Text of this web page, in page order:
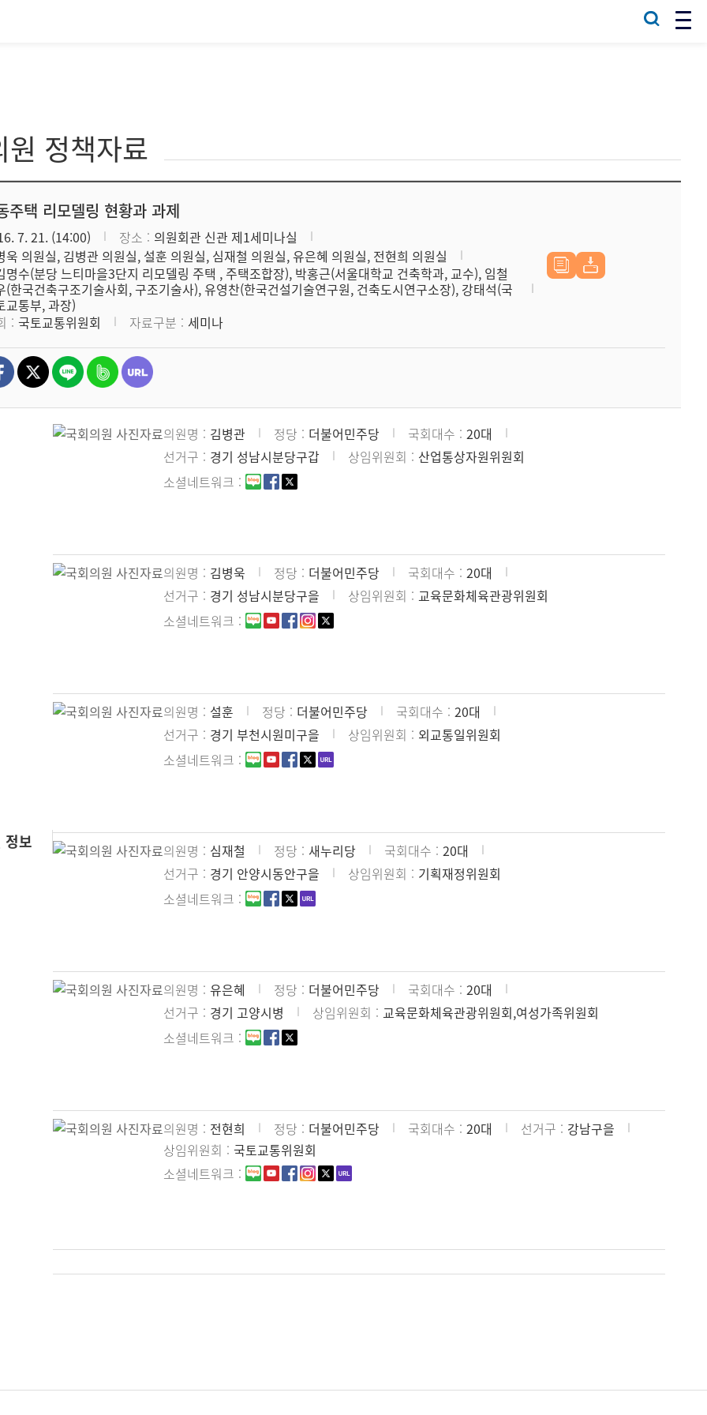
원 정책자료
주택 리모델링 현황과 과제
7. 21. (14:00) 장소
의원회관 신관 제1세미나실
욱 의원실, 김병관 의원실, 설훈 의원실, 심재철 의원실, 유은혜 의원실, 전현희 의원실
명수(분당 느티마을3단지 리모델링 주택 , 주택조합장), 박홍근(서울대학교 건축학과, 교수), 임철
(한국건축구조기술사회, 구조기술사), 유영찬(한국건설기술연구원, 건축도시연구소장), 강태석(국
교통부, 과장)
국토교통위원회 자료구분 세미나
정보
의원명 김병관 정당 더불어민주당 국회대수
20대
선거구
경기 성남시분당구갑 상임위원회
산업통상자원위원회
소셜네트워크
의원명 김병욱 정당 더불어민주당 국회대수
20대
선거구
경기 성남시분당구을 상임위원회
교육문화체육관광위원회
소셜네트워크
의원명 설훈 정당 더불어민주당 국회대수
20대
선거구
경기 부천시원미구을 상임위원회
외교통일위원회
소셜네트워크
의원명 심재철 정당 새누리당 국회대수
20대
선거구
경기 안양시동안구을 상임위원회
기획재정위원회
소셜네트워크
의원명 유은혜 정당 더불어민주당 국회대수
20대
선거구
경기 고양시병 상임위원회
교육문화체육관광위원회,여성가족위원회
소셜네트워크
의원명 전현희 정당 더불어민주당 국회대수 20대 선거구
강남구을
상임위원회
국토교통위원회
소셜네트워크